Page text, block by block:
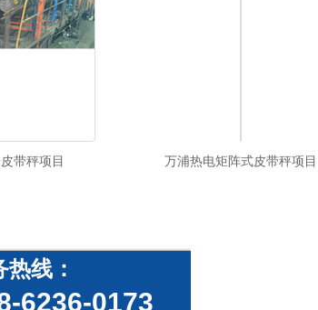
带秤项目 万浦热电矩阵式皮带秤项目
热线：
6236-0173